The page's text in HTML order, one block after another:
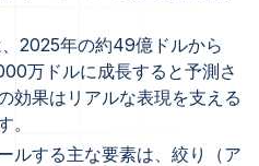
2025年の約49億ドルから
万ドルに成長すると予測さ
効果はリアルな表現を支える
。
ルする主な要素は、絞り（ア